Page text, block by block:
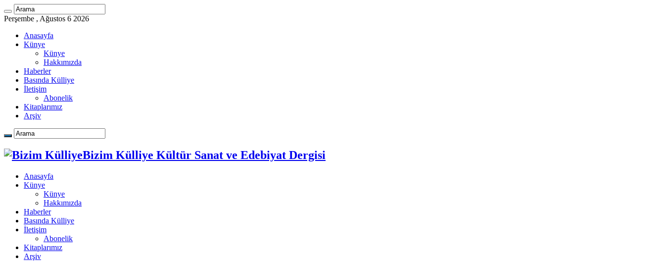
Perşembe , Ağustos 6 2026
Anasayfa
Künye
Künye
Hakkımızda
Haberler
Basında Külliye
İletişim
Abonelik
Kitaplarımız
Arşiv
Bizim Külliye Kültür Sanat ve Edebiyat Dergisi
Anasayfa
Künye
Künye
Hakkımızda
Haberler
Basında Külliye
İletişim
Abonelik
Kitaplarımız
Arşiv